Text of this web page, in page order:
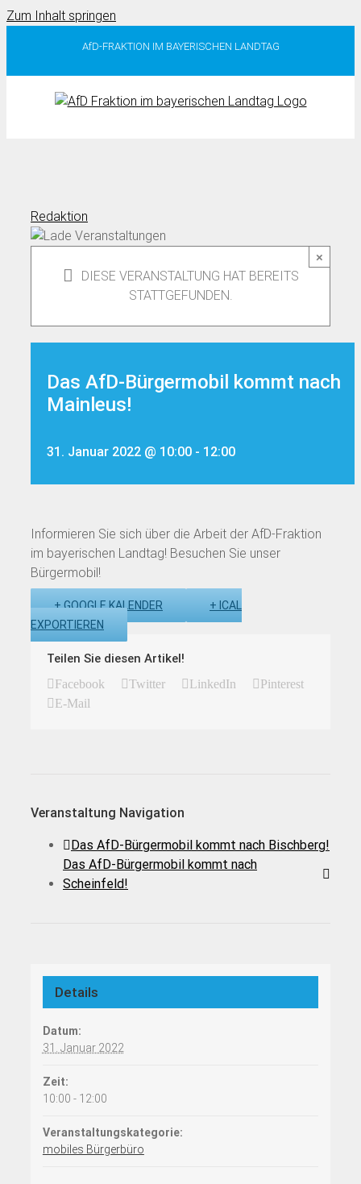
Zum Inhalt springen
AfD-FRAKTION IM BAYERISCHEN LANDTAG
Redaktion
×
DIESE VERANSTALTUNG HAT BEREITS
STATTGEFUNDEN.
Das AfD-Bürgermobil kommt nach
Mainleus!
31. Januar 2022 @ 10:00 - 12:00
Informieren Sie sich über die Arbeit der AfD-Fraktion
im bayerischen Landtag! Besuchen Sie unser
Bürgermobil!
+ GOOGLE KALENDER
+ ICAL
EXPORTIEREN
Teilen Sie diesen Artikel!
Facebook Twitter LinkedIn
Pinterest
E-Mail
Veranstaltung Navigation
Das AfD-Bürgermobil kommt nach Bischberg!
Das AfD-Bürgermobil kommt nach
Scheinfeld!
Details
Datum:
31. Januar 2022
Zeit:
10:00 - 12:00
Veranstaltungskategorie:
mobiles Bürgerbüro